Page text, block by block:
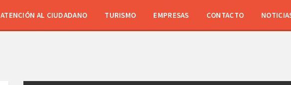
ATENCIÓN AL CIUDADANO TURISMO EMPRESAS CONTACTO